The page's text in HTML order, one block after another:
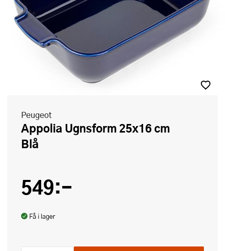
Peugeot
Appolia Ugnsform 25x16 cm
Blå
549:-
Få i lager